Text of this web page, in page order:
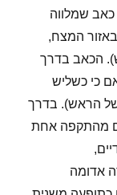
שמלווה
המצח,
הכאב בדרך
כי כשליש
של הראש). בדרך
מהתקפה אחת
אדומה